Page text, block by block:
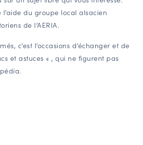
l’aide du groupe local alsacien
de l’AERIA.
c’est l’occasions d’échanger et de
et astuces « , qui ne figurent pas